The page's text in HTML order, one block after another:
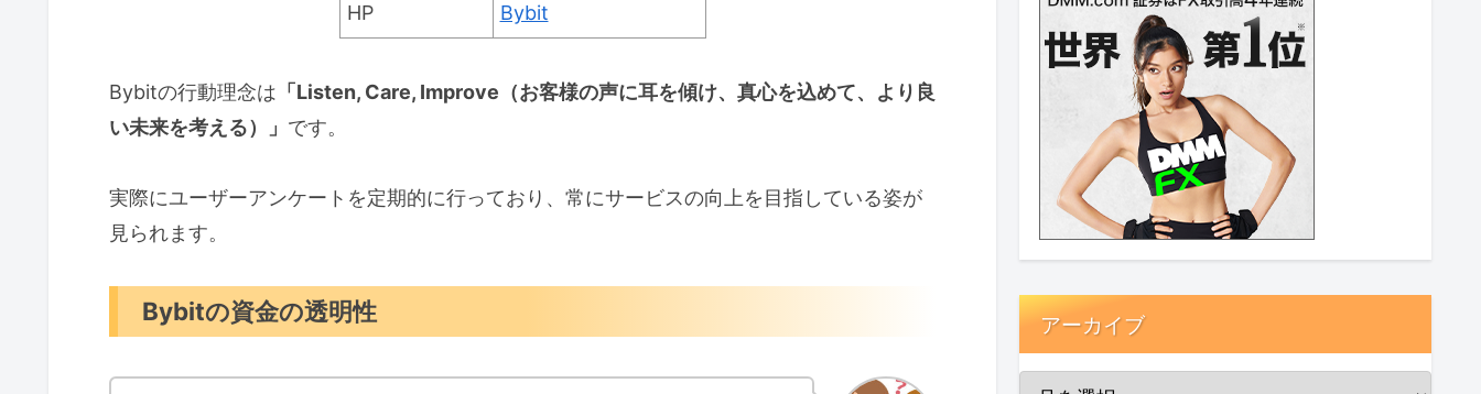
HP Bybit
Bybitの行動理念は 「Listen, Care, Improve（お客様の声に耳を傾け、真心を込めて、より良
い未来を考える）」 です。
実際にユーザーアンケートを定期的に行っており、常にサービスの向上を目指している姿が
見られます。
Bybitの資金の透明性 アーカイブ